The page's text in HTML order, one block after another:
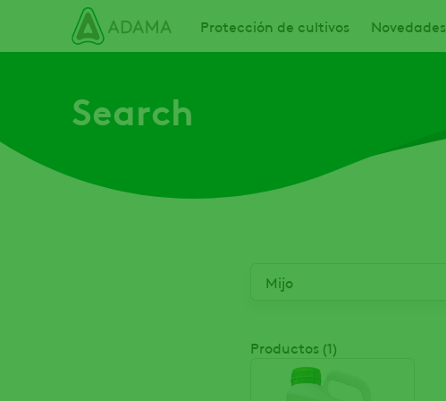
contenido
Main navigation
Protección de cultivos Novedades
Search
Productos (1)